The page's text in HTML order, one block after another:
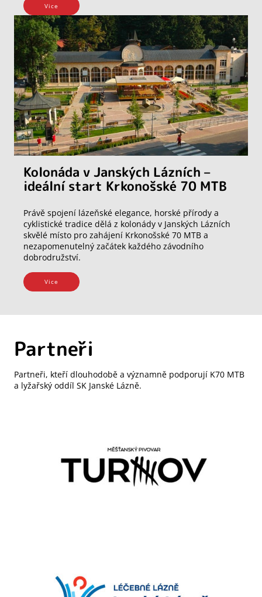
Vice
Kolonáda v Janských Lázních –
ideální start Krkonošské 70 MTB
Právě spojení lázeňské elegance, horské přírody a
cyklistické tradice dělá z kolonády v Janských Lázních
skvělé místo pro zahájení Krkonošské 70 MTB a
nezapomenutelný začátek každého závodního
dobrodružství.
Vice
Partneři
Partneři, kteří dlouhodobě a významně podporují K70 MTB
a lyžařský oddíl SK Janské Lázně.